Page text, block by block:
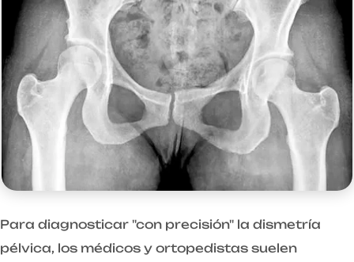
Para diagnosticar "con precisión" la dismetría
pélvica, los médicos y ortopedistas suelen